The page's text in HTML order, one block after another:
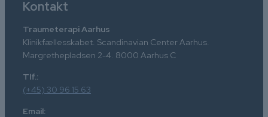
Kontakt
Traumeterapi Aarhus
Klinikfællesskabet. Scandinavian Center Aarhus.
Margrethepladsen 2-4. 8000 Aarhus C
Tlf.:
(+45) 30 96 15 63
Email: